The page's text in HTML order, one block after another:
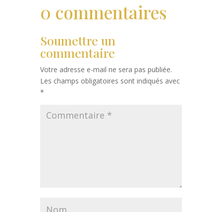
0 commentaires
Soumettre un
commentaire
Votre adresse e-mail ne sera pas publiée.
Les champs obligatoires sont indiqués avec
*